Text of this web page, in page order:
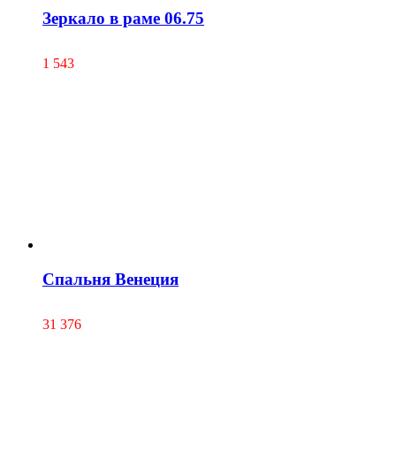
Зеркало в раме 06.75
1 543
Спальня Венеция
31 376